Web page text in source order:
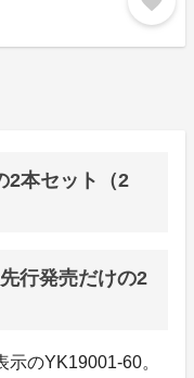
2本セット（2
行発売だけの2
のYK19001-60。